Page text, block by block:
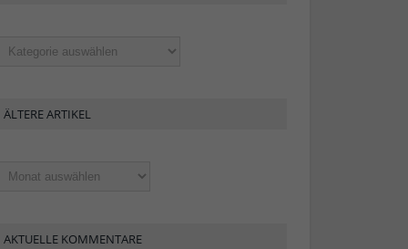
ÄLTERE ARTIKEL
AKTUELLE KOMMENTARE